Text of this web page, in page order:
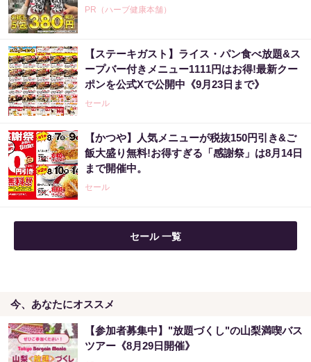
PR（ハーブ健康本舗）
【ステーキガスト】ライス・パン食べ放題&ス
ープバー付きメニュー1111円はお得!最新クー
ポンを公式Xで公開中《9月23日まで》
セール
【かつや】人気メニューが税抜150円引き&ご
飯大盛り無料!お得すぎる「感謝祭」は8月14日
まで開催中。
セール
セール 一覧
今、あなたにオススメ
【参加者募集中】"放題づくし"の山梨満喫バス
ツアー《8月29日開催》